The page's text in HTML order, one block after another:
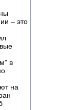
– это
в
на